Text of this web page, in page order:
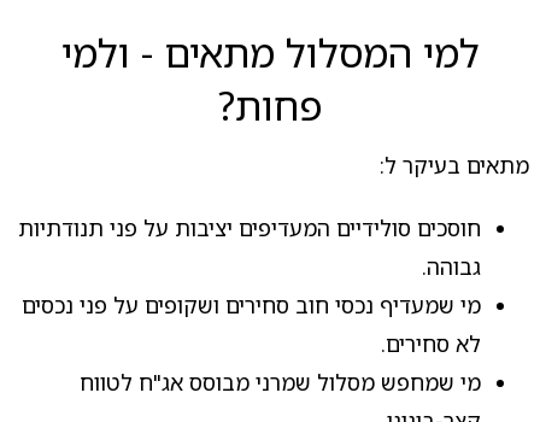
למי המסלול מתאים - ולמי
פחות?
מתאים בעיקר ל:
חוסכים סולידיים המעדיפים יציבות על פני תנודתיות
גבוהה.
מי שמעדיף נכסי חוב סחירים ושקופים על פני נכסים
לא סחירים.
מי שמחפש מסלול שמרני מבוסס אג"ח לטווח